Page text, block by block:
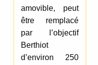
amovible, peut
être remplacé
par l’objectif
Berthiot
d’environ 250